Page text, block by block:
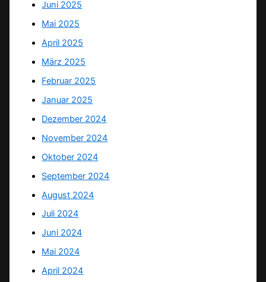
Juni 2025
Mai 2025
April 2025
März 2025
Februar 2025
Januar 2025
Dezember 2024
November 2024
Oktober 2024
September 2024
August 2024
Juli 2024
Juni 2024
Mai 2024
April 2024